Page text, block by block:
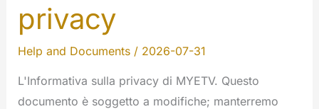
privacy
Help and Documents/ 2026-07-31
L'Informativa sulla privacy di MYETV. Questo
documento è soggetto a modifiche; manterremo